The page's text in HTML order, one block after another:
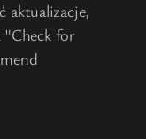
aktualizacje,
"Check for